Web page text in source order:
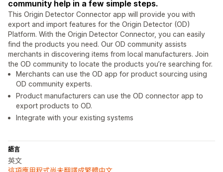
community help in a few simple steps.
This Origin Detector Connector app will provide you with
export and import features for the Origin Detector (OD)
Platform. With the Origin Detector Connector, you can easily
find the products you need. Our OD community assists
merchants in discovering items from local manufacturers. Join
the OD community to locate the products you’re searching for.
Merchants can use the OD app for product sourcing using
OD community experts.
Product manufacturers can use the OD connector app to
export products to OD.
Integrate with your existing systems
語言
英文